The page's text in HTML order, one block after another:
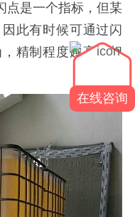
点是一个指标，但某
此有时候可通过闪
精制程度越高，相
在线咨询